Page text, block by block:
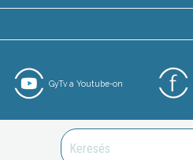
GyTv a Youtube-on